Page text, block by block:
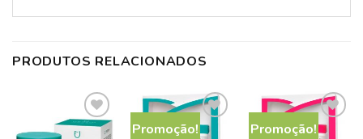
PRODUTOS RELACIONADOS
Promoção! Promoção!